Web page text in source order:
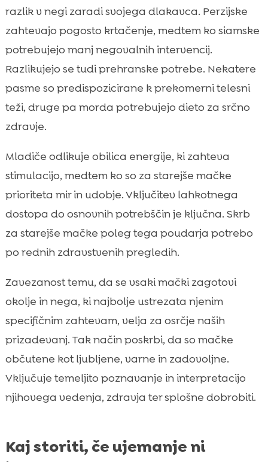
razlik v negi zaradi svojega dlakavca. Perzijske
zahtevajo pogosto krtačenje, medtem ko siamske
potrebujejo manj negovalnih intervencij.
Razlikujejo se tudi prehranske potrebe. Nekatere
pasme so predispozicirane k prekomerni telesni
teži, druge pa morda potrebujejo dieto za srčno
zdravje.
Mladiče odlikuje obilica energije, ki zahteva
stimulacijo, medtem ko so za starejše mačke
prioriteta mir in udobje. Vključitev lahkotnega
dostopa do osnovnih potrebščin je ključna. Skrb
za starejše mačke poleg tega poudarja potrebo
po rednih zdravstvenih pregledih.
Zavezanost temu, da se vsaki mački zagotovi
okolje in nega, ki najbolje ustrezata njenim
specifičnim zahtevam, velja za osrčje naših
prizadevanj. Tak način poskrbi, da so mačke
občutene kot ljubljene, varne in zadovoljne.
Vključuje temeljito poznavanje in interpretacijo
njihovega vedenja, zdravja ter splošne dobrobiti.
Kaj storiti, če ujemanje ni